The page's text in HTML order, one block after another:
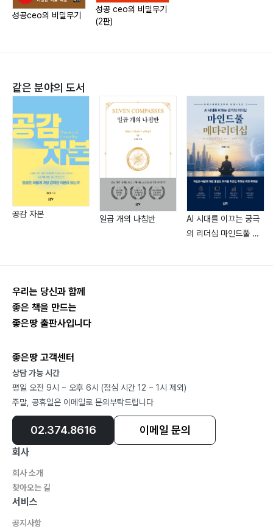
3) 관중의 선서를 받고 시작하는 방법
4) 심사위원을 선정하는 방법
8) Sing along
9) 레크리에이션 본 행사
10) 사회자의 언어 (멘트)
11) 행사 중의 위기해결
12) 행사종료
05 사후평가, 비용정산 및 기록
Step 3 주요 행사사례
3) 등반대회
4) 하계 수련행사
5) 체육대회
7) 어린이날 행사
8) 송년회
9) 퇴임식
02 전국대회
1) 전체일정
2) 대회일정
3) 세부프로그램
4) 참석예정자
5) 행사운영
기법을 도입하여 농협 내 1,000여 개 점포 중 경영평가
전국 1위로 최우수 경영자상을 수상하기도 했다.
트를 긴급처분하고 이듬해 ’98년 강남 은마아파트로 갈아
타 부동산투자의 새로운 전설을 남겼으며 2009년에는
경쟁률이 약한 임대 후 분양아파트를 공략하여 판교 입성
에 성공하였다.
농협중앙회 여주군 지부장을 거쳐 현재 농협중앙회 양평
군 지부장으로 재직하고 있다. 금융산업 발전에 기여한 공
로로 ‘96년 재경부장관과 2002년 국무총리 표창을 수상
했다.
성공ceo의 비밀무기
성공 ceo의 비밀무기
(2판)
같은 분야의 도서
공감 자본 일곱 개의 나침반
AI 시대를 이끄는 궁극
의 리더십 마인드풀 메
우리는 당신과 함께
좋은 책을 만드는
좋은땅 출판사입니다
좋은땅 고객센터
상담 가능 시간
평일 오전 9시 ~ 오후 6시 (점심 시간 12 ~ 1시 제외)
주말, 공휴일은 이메일로 문의부탁드립니다
02.374.8616 이메일 문의
회사
회사 소개
찾아오는 길
서비스
공지사항